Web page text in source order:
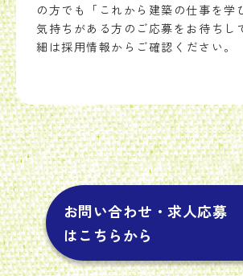
の方でも「これから建築の仕事を学
気持ちがある方のご応募をお待ちし
細は採用情報からご確認ください。
お問い合わせ・求人応募
はこちらから